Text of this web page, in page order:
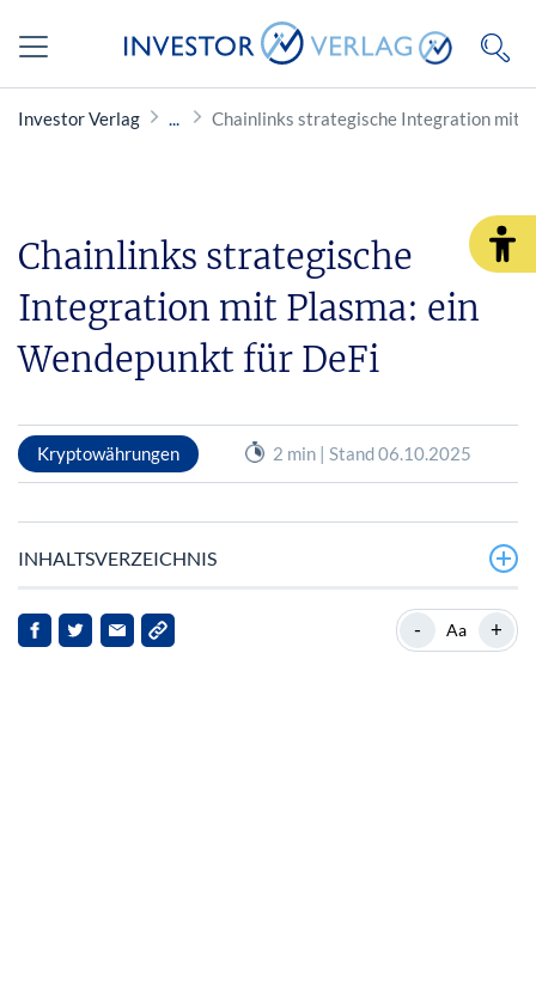
Investor Verlag Chainlinks strategische Integration mit
Chainlinks strategische
Integration mit Plasma: ein
Wendepunkt für DeFi
Kryptowährungen 2 min | Stand 06.10.2025
INHALTSVERZEICHNIS
Aktuelle Entwicklungen von Chainlink
- Aa +